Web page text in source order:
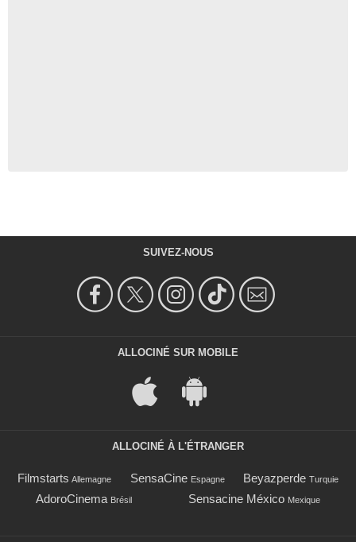
SUIVEZ-NOUS
ALLOCINÉ SUR MOBILE
ALLOCINÉ À L'ÉTRANGER
Filmstarts Allemagne SensaCine Espagne Beyazperde Turquie
AdoroCinema Brésil Sensacine México Mexique